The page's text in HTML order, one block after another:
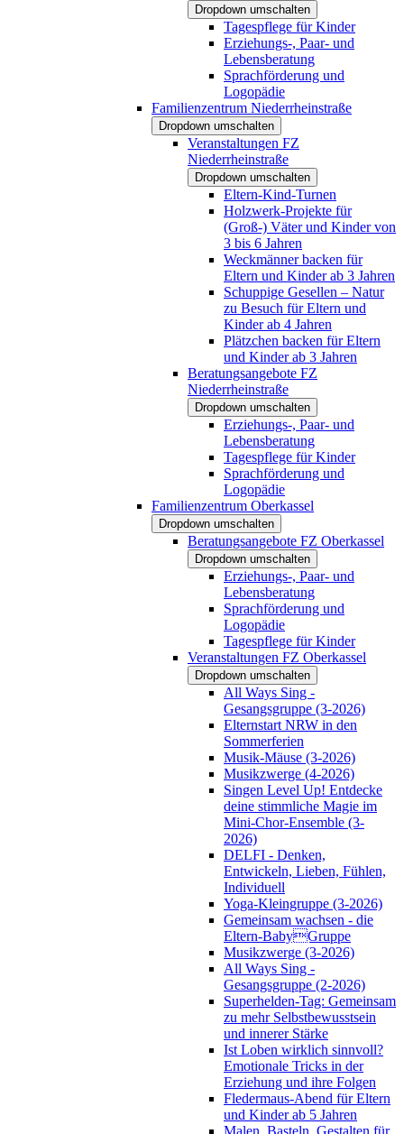
Dropdown umschalten
Tagespflege für Kinder
Erziehungs-, Paar- und
Lebensberatung
Sprachförderung und
Logopädie
Familienzentrum Niederrheinstraße
Dropdown umschalten
Veranstaltungen FZ
Niederrheinstraße
Dropdown umschalten
Eltern-Kind-Turnen
Holzwerk-Projekte für
(Groß-) Väter und Kinder von
3 bis 6 Jahren
Weckmänner backen für
Eltern und Kinder ab 3 Jahren
Schuppige Gesellen – Natur
zu Besuch für Eltern und
Kinder ab 4 Jahren
Plätzchen backen für Eltern
und Kinder ab 3 Jahren
Beratungsangebote FZ
Niederrheinstraße
Dropdown umschalten
Erziehungs-, Paar- und
Lebensberatung
Tagespflege für Kinder
Sprachförderung und
Logopädie
Familienzentrum Oberkassel
Dropdown umschalten
Beratungsangebote FZ Oberkassel
Dropdown umschalten
Erziehungs-, Paar- und
Lebensberatung
Sprachförderung und
Logopädie
Tagespflege für Kinder
Veranstaltungen FZ Oberkassel
Dropdown umschalten
All Ways Sing -
Gesangsgruppe (3-2026)
Elternstart NRW in den
Sommerferien
Musik-Mäuse (3-2026)
Musikzwerge (4-2026)
Singen Level Up! Entdecke
deine stimmliche Magie im
Mini-Chor-Ensemble (3-
2026)
DELFI - Denken,
Entwickeln, Lieben, Fühlen,
Individuell
Yoga-Kleingruppe (3-2026)
Gemeinsam wachsen - die
Eltern-BabyGruppe
Musikzwerge (3-2026)
All Ways Sing -
Gesangsgruppe (2-2026)
Superhelden-Tag: Gemeinsam
zu mehr Selbstbewusstsein
und innerer Stärke
Ist Loben wirklich sinnvoll?
Emotionale Tricks in der
Erziehung und ihre Folgen
Fledermaus-Abend für Eltern
und Kinder ab 5 Jahren
Malen, Basteln, Gestalten für